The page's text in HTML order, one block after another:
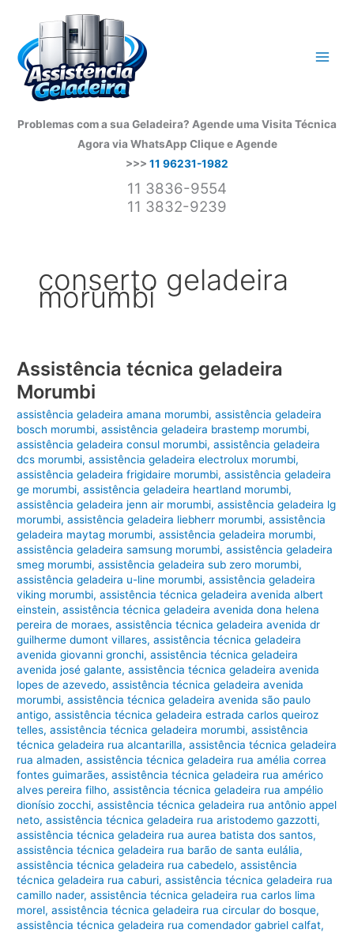
conteúdo
Problemas com a sua Geladeira? Agende uma Visita Técnica
Agora via WhatsApp Clique e Agende
>>> 11 96231-1982
11 3836-9554
11 3832-9239
conserto geladeira
morumbi
Assistência técnica geladeira
Morumbi
assistência geladeira amana morumbi,assistência geladeira
bosch morumbi,assistência geladeira brastemp morumbi,
assistência geladeira consul morumbi,assistência geladeira
dcs morumbi,assistência geladeira electrolux morumbi,
assistência geladeira frigidaire morumbi,assistência geladeira
ge morumbi,assistência geladeira heartland morumbi,
assistência geladeira jenn air morumbi,assistência geladeira lg
morumbi,assistência geladeira liebherr morumbi,assistência
geladeira maytag morumbi,assistência geladeira morumbi,
assistência geladeira samsung morumbi,assistência geladeira
smeg morumbi,assistência geladeira sub zero morumbi,
assistência geladeira u-line morumbi,assistência geladeira
viking morumbi,assistência técnica geladeira avenida albert
einstein,assistência técnica geladeira avenida dona helena
pereira de moraes,assistência técnica geladeira avenida dr
guilherme dumont villares,assistência técnica geladeira
avenida giovanni gronchi,assistência técnica geladeira
avenida josé galante,assistência técnica geladeira avenida
lopes de azevedo,assistência técnica geladeira avenida
morumbi,assistência técnica geladeira avenida são paulo
antigo,assistência técnica geladeira estrada carlos queiroz
telles,assistência técnica geladeira morumbi,assistência
técnica geladeira rua alcantarilla,assistência técnica geladeira
rua almaden,assistência técnica geladeira rua amélia correa
fontes guimarães,assistência técnica geladeira rua américo
alves pereira filho,assistência técnica geladeira rua ampélio
dionísio zocchi,assistência técnica geladeira rua antônio appel
neto,assistência técnica geladeira rua aristodemo gazzotti,
assistência técnica geladeira rua aurea batista dos santos,
assistência técnica geladeira rua barão de santa eulália,
assistência técnica geladeira rua cabedelo,assistência
técnica geladeira rua caburi,assistência técnica geladeira rua
camillo nader,assistência técnica geladeira rua carlos lima
morel,assistência técnica geladeira rua circular do bosque,
assistência técnica geladeira rua comendador gabriel calfat,